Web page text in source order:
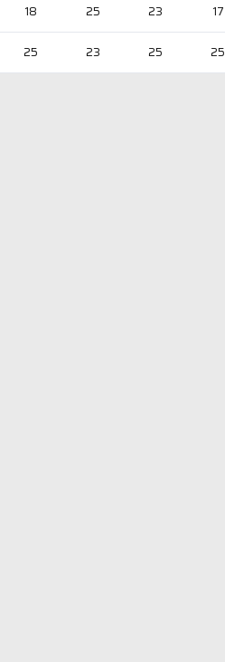
18 25 23 17
25 23 25 25